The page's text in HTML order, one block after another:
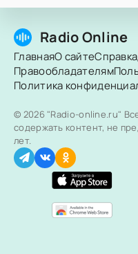
Radio Online
ГлавнаяО сайтеСправка
Правообладателям
Политика
© 2026 "Radio-online.ru"
содержать контент, не
лет.